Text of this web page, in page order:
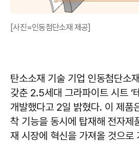
[사진=인동첨단소재 제공]
탄소소재 기술 기업 인동첨단소
갖춘 2.5세대 그라파이트 시트 ‘
개발했다고 2일 밝혔다. 이 제품
착 기능을 동시에 탑재해 전자제
재 시장에 혁신을 가져올 것으로